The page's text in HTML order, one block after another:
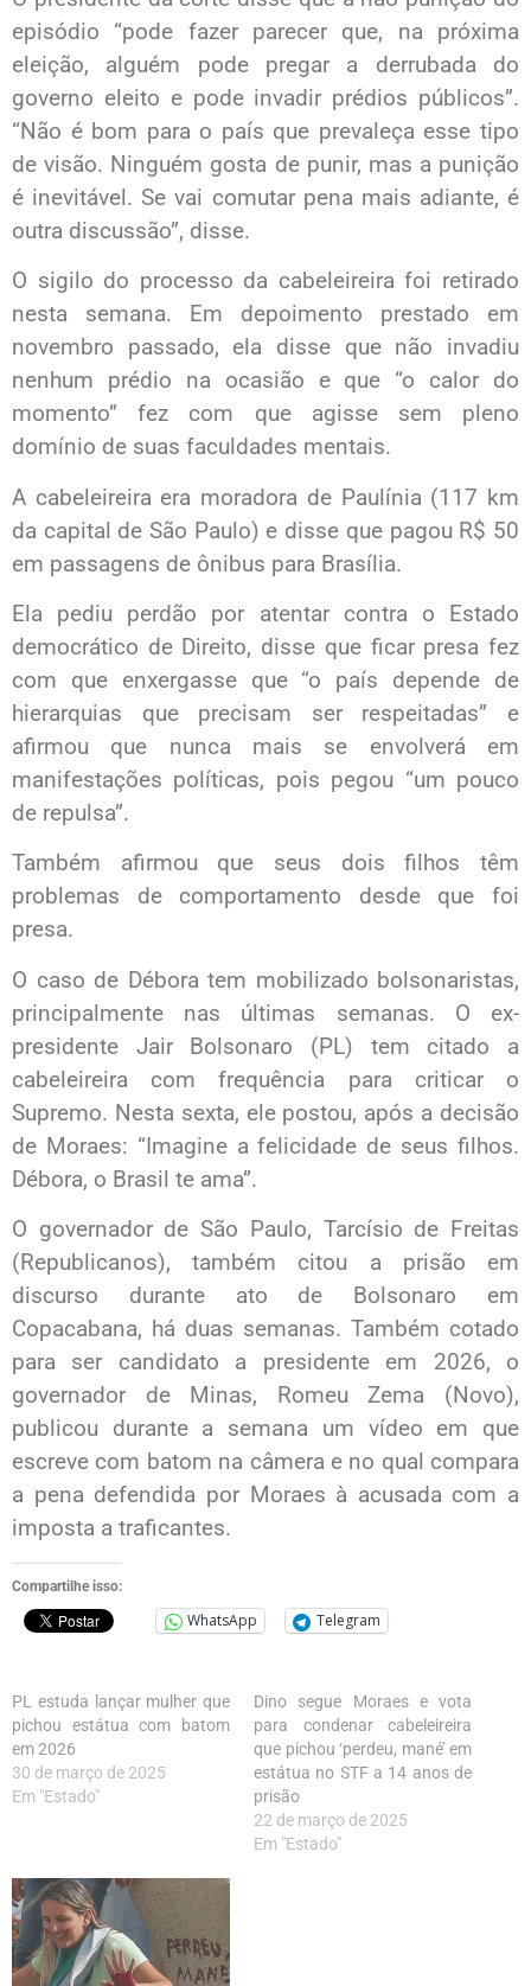
episódio “pode fazer parecer que, na próxima
eleição, alguém pode pregar a derrubada do
governo eleito e pode invadir prédios públicos”.
“Não é bom para o país que prevaleça esse tipo
de visão. Ninguém gosta de punir, mas a punição
é inevitável. Se vai comutar pena mais adiante, é
outra discussão”, disse.
O sigilo do processo da cabeleireira foi retirado
nesta semana. Em depoimento prestado em
novembro passado, ela disse que não invadiu
nenhum prédio na ocasião e que “o calor do
momento” fez com que agisse sem pleno
domínio de suas faculdades mentais.
A cabeleireira era moradora de Paulínia (117 km
da capital de São Paulo) e disse que pagou R$ 50
em passagens de ônibus para Brasília.
Ela pediu perdão por atentar contra o Estado
democrático de Direito, disse que ficar presa fez
com que enxergasse que “o país depende de
hierarquias que precisam ser respeitadas” e
afirmou que nunca mais se envolverá em
manifestações políticas, pois pegou “um pouco
de repulsa”.
Também afirmou que seus dois filhos têm
problemas de comportamento desde que foi
presa.
O caso de Débora tem mobilizado bolsonaristas,
principalmente nas últimas semanas. O ex-
presidente Jair Bolsonaro (PL) tem citado a
cabeleireira com frequência para criticar o
Supremo. Nesta sexta, ele postou, após a decisão
de Moraes: “Imagine a felicidade de seus filhos.
Débora, o Brasil te ama”.
O governador de São Paulo, Tarcísio de Freitas
(Republicanos), também citou a prisão em
discurso durante ato de Bolsonaro em
Copacabana, há duas semanas. Também cotado
para ser candidato a presidente em 2026, o
governador de Minas, Romeu Zema (Novo),
publicou durante a semana um vídeo em que
escreve com batom na câmera e no qual compara
a pena defendida por Moraes à acusada com a
imposta a traficantes.
Compartilhe isso:
WhatsApp Telegram
PL estuda lançar mulher que
pichou estátua com batom
em 2026
30 de março de 2025
Em "Estado"
Dino segue Moraes e vota
para condenar cabeleireira
que pichou ‘perdeu, mané’ em
estátua no STF a 14 anos de
prisão
22 de março de 2025
Em "Estado"